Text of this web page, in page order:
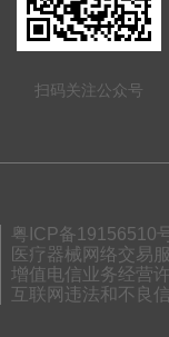
扫码关注公众号
粤ICP备19156510
医疗器械网络交易
增值电信业务经营
互联网违法和不良